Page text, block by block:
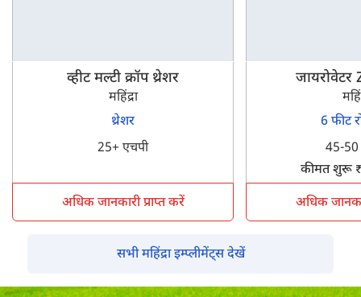
व्हीट मल्टी क्रॉप थ्रेशर
महिंद्रा
थ्रेशर
25+ एचपी
अधिक जानकारी प्राप्त करें
जायरोवेटर
6 फीट
45-50
कीमत शुरू
अधिक
सभी महिंद्रा इम्प्लीमेंट्स देखें